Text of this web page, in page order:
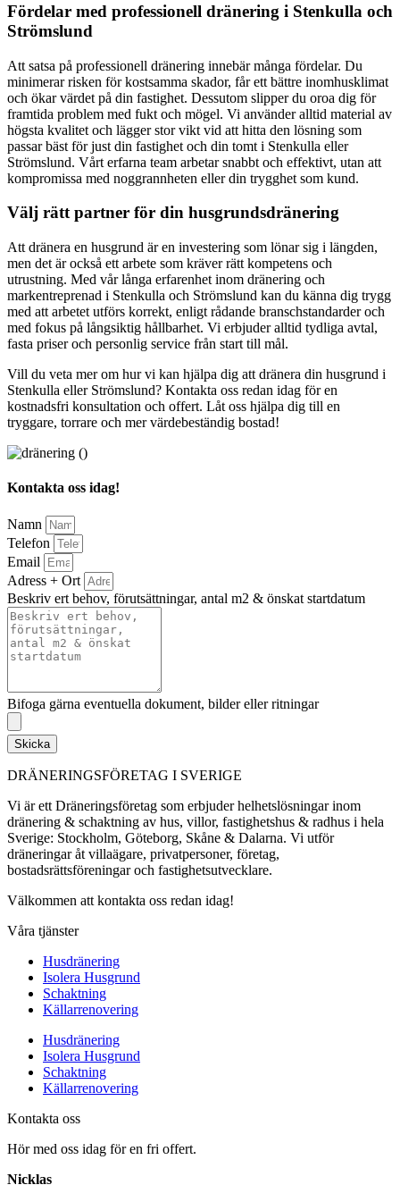
Fördelar med professionell dränering i Stenkulla och
Strömslund
Att satsa på professionell dränering innebär många fördelar. Du
minimerar risken för kostsamma skador, får ett bättre inomhusklimat
och ökar värdet på din fastighet. Dessutom slipper du oroa dig för
framtida problem med fukt och mögel. Vi använder alltid material av
högsta kvalitet och lägger stor vikt vid att hitta den lösning som
passar bäst för just din fastighet och din tomt i Stenkulla eller
Strömslund. Vårt erfarna team arbetar snabbt och effektivt, utan att
kompromissa med noggrannheten eller din trygghet som kund.
Välj rätt partner för din husgrundsdränering
Att dränera en husgrund är en investering som lönar sig i längden,
men det är också ett arbete som kräver rätt kompetens och
utrustning. Med vår långa erfarenhet inom dränering och
markentreprenad i Stenkulla och Strömslund kan du känna dig trygg
med att arbetet utförs korrekt, enligt rådande branschstandarder och
med fokus på långsiktig hållbarhet. Vi erbjuder alltid tydliga avtal,
fasta priser och personlig service från start till mål.
Vill du veta mer om hur vi kan hjälpa dig att dränera din husgrund i
Stenkulla eller Strömslund? Kontakta oss redan idag för en
kostnadsfri konsultation och offert. Låt oss hjälpa dig till en
tryggare, torrare och mer värdebeständig bostad!
Kontakta oss idag!
Namn
Telefon
Email
Adress + Ort
Beskriv ert behov, förutsättningar, antal m2 & önskat startdatum
Bifoga gärna eventuella dokument, bilder eller ritningar
Skicka
DRÄNERINGSFÖRETAG I SVERIGE
Vi är ett Dräneringsföretag som erbjuder helhetslösningar inom
dränering & schaktning av hus, villor, fastighetshus & radhus i hela
Sverige: Stockholm, Göteborg, Skåne & Dalarna. Vi utför
dräneringar åt villaägare, privatpersoner, företag,
bostadsrättsföreningar och fastighetsutvecklare.
Välkommen att kontakta oss redan idag!
Våra tjänster
Husdränering
Isolera Husgrund
Schaktning
Källarrenovering
Husdränering
Isolera Husgrund
Schaktning
Källarrenovering
Kontakta oss
Hör med oss idag för en fri offert.
Nicklas